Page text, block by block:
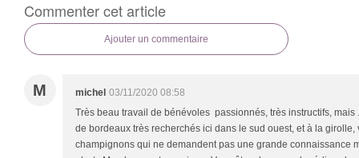
Commenter cet article
Ajouter un commentaire
M michel 03/11/2020 08:58
Très beau travail de bénévoles passionnés, très instructifs, mais
de bordeaux très recherchés ici dans le sud ouest, et à la
champignons qui ne demandent pas une grande connaissance